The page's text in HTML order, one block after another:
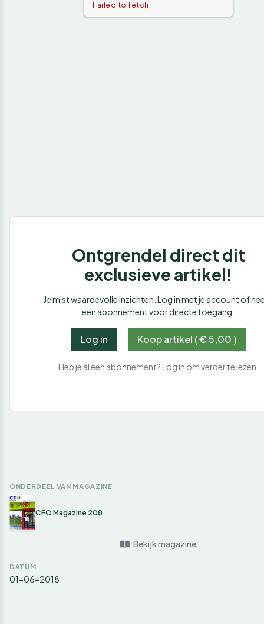
Failed to fetch
Ontgrendel direct dit
exclusieve artikel!
Je mist waardevolle inzichten. Log in met je account of
een abonnement voor directe toegang.
Log in Koop artikel ( € 5,00 )
Heb je al een abonnement? Log in om verder te lezen.
ONDERDEEL VAN MAGAZINE
CFO Magazine 208
Bekijk magazine
DATUM
01-06-2018